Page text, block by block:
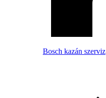
Bosch kazán szerviz